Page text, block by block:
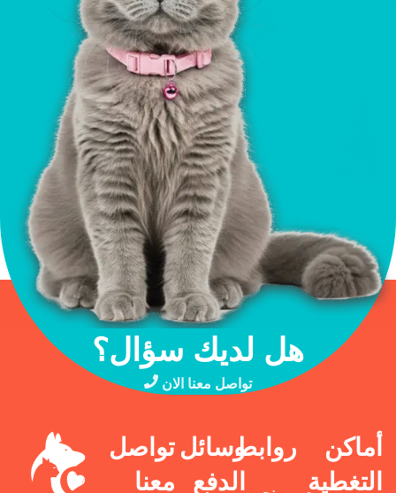
هل لديك سؤال؟
تواصل معنا الان
أماكن
التغطية
روابطوسائل
الدفع
تواصل
معنا